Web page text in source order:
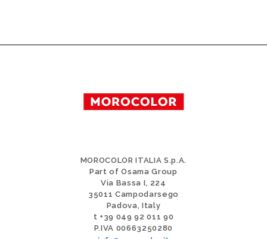
MOROCOLOR ITALIA S.p.A.
Part of Osama Group
Via Bassa I, 224
35011 Campodarsego
Padova, Italy
t +39 049 92 011 90
P.IVA 00663250280